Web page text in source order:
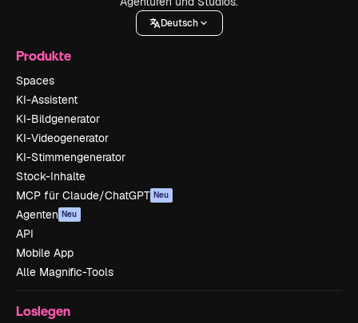
Deutsch
Produkte
Spaces
KI-Assistent
KI-Bildgenerator
KI-Videogenerator
KI-Stimmengenerator
Stock-Inhalte
MCP für Claude/ChatGPT Neu
Agenten Neu
API
Mobile App
Alle Magnific-Tools
Loslegen